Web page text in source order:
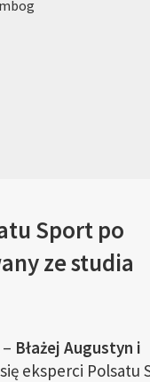
Sport po
ze studia
Błażej Augustyn i
eksperci Polsatu